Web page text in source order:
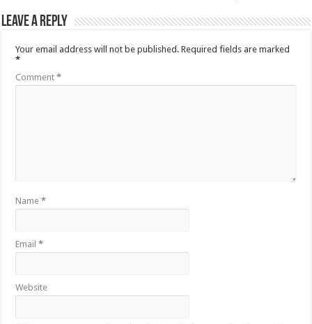
Leave a Reply
Your email address will not be published. Required fields are marked
*
Comment*
Name*
Email*
Website